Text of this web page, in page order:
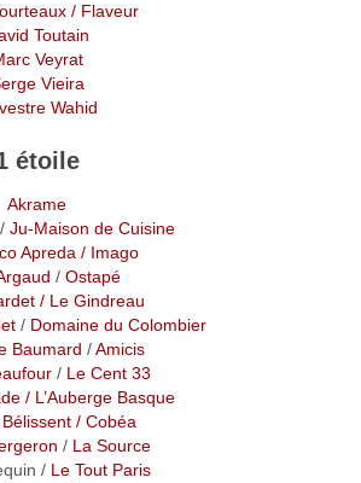
/ Flaveur
Toutain
Veyrat
Vieira
Wahid
étoile
Akrame
Ju-Maison de Cuisine
Apreda / Imago
/ Ostapé
/ Le Gindreau
/ Domaine du Colombier
Baumard /Amicis
/ Le Cent 33
/ L’Auberge Basque
/ Cobéa
/ La Source
/Le Tout Paris